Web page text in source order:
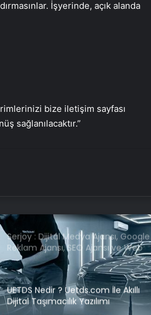
İşyerinde, açık alanda
bize iletişim sayfası
sağlanılacaktır.”
Antalya’da Korku Evinde Yangın: 3
Serjoy : Dijital Medya Ajansı, Google
Reklam Ajansı, SEO Ajansı ve Web
Tasarım Ajansı
UETDS Nedir ? Uetds.com İle Akıllı
Dijital Taşımacılık Yazılımı